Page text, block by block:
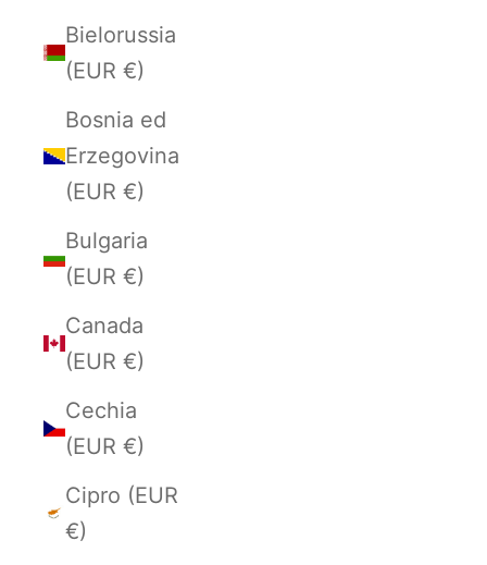
Bielorussia
(EUR €)
Bosnia ed
Erzegovina
(EUR €)
Bulgaria
(EUR €)
Canada
(EUR €)
Cechia
(EUR €)
Cipro (EUR
€)